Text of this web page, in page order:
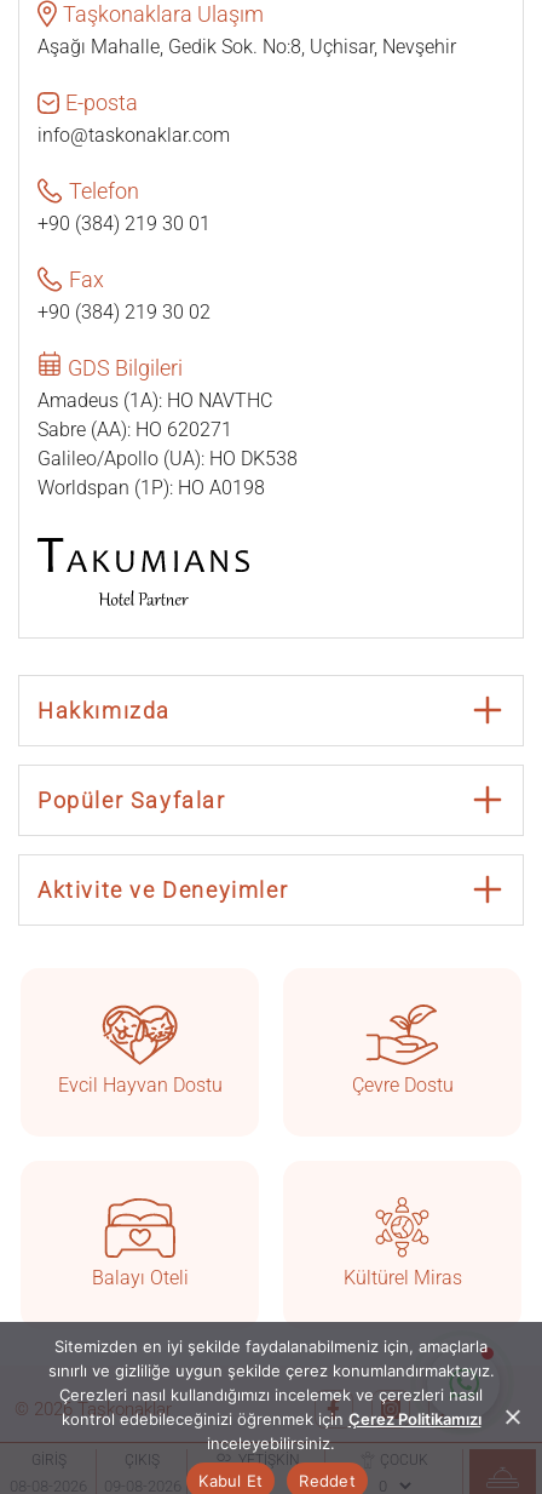
GİRİŞ ÇIKIŞ YETİŞKİN ÇOCUK
Çevrimiçi
Sohbete Başla
Taşkonaklara Ulaşım
Aşağı Mahalle, Gedik Sok. No:8, Uçhisar, Nevşehir
E-posta
info@taskonaklar.com
Telefon
+90 (384) 219 30 01
Fax
+90 (384) 219 30 02
GDS Bilgileri
Amadeus (1A): HO NAVTHC
Sabre (AA): HO 620271
Galileo/Apollo (UA): HO DK538
Worldspan (1P): HO A0198
Hakkımızda
Popüler Sayfalar
Aktivite ve Deneyimler
Evcil Hayvan Dostu Çevre Dostu
Balayı Oteli Kültürel Miras
© 2026 Taşkonaklar
Sitemizden en iyi şekilde faydalanabilmeniz için, amaçlarla
sınırlı ve gizliliğe uygun şekilde çerez konumlandırmaktayız.
Çerezleri nasıl kullandığımızı incelemek ve çerezleri nasıl
kontrol edebileceğinizi öğrenmek için Çerez Politikamızı
inceleyebilirsiniz.
Kabul Et
Reddet